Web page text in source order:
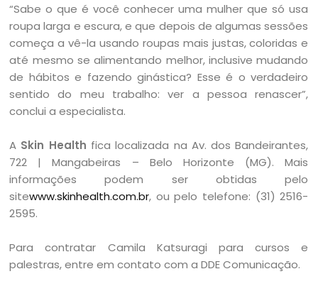
“Sabe o que é você conhecer uma mulher que só usa
roupa larga e escura, e que depois de algumas sessões
começa a vê-la usando roupas mais justas, coloridas e
até mesmo se alimentando melhor, inclusive mudando
de hábitos e fazendo ginástica? Esse é o verdadeiro
sentido do meu trabalho: ver a pessoa renascer”,
conclui a especialista.
A Skin Health fica localizada na Av. dos Bandeirantes,
722 | Mangabeiras – Belo Horizonte (MG). Mais
informações podem ser obtidas pelo
sitewww.skinhealth.com.br, ou pelo telefone: (31) 2516-
2595.
Para contratar Camila Katsuragi para cursos e
palestras, entre em contato com a DDE Comunicação.